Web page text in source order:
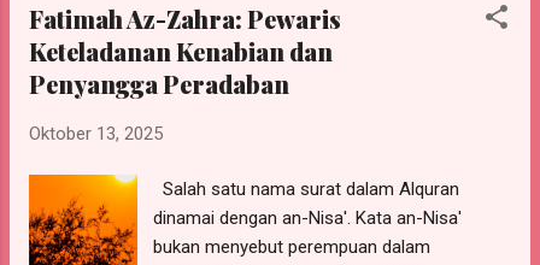
ilmiah dan filosofis. “Cinta membunuh jiwa
manusia” bukanlah hiperbola, melainkan
refleksi dari kehilangan nilai, arah, dan
sebagai pengalaman eksistensial yang
mengungkap sisi gelap cinta. Soren
Kierkegaard, menyatakan bahwa cinta yang
tidak diarahkan kepada yang transenden
Fatimah Az-Zahra: Pewaris
Keteladanan Kenabian dan
Penyangga Peradaban
Oktober 13, 2025
Salah satu nama surat dalam Alquran
dinamai dengan an-Nisa'. Kata an-Nisa'
bukan menyebut perempuan dalam